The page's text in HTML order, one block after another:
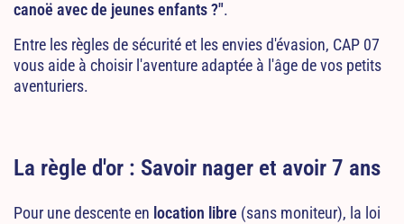
canoë avec de jeunes enfants ?".
Entre les règles de sécurité et les envies d'évasion, CAP 07
vous aide à choisir l'aventure adaptée à l'âge de vos petits
aventuriers.
La règle d'or : Savoir nager et avoir 7 ans
Pour une descente en location libre (sans moniteur), la loi